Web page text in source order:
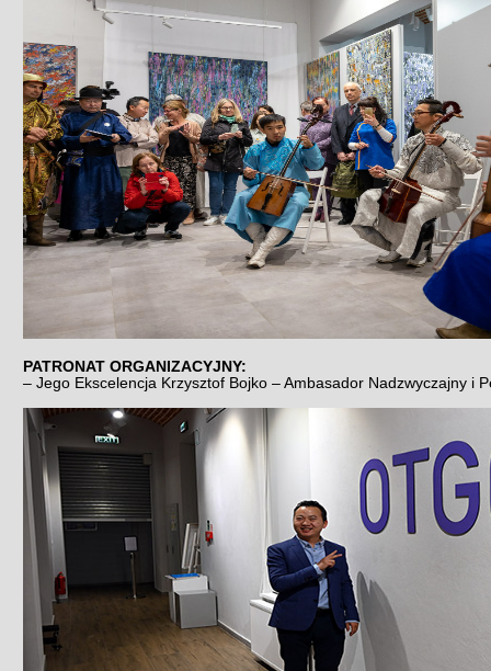
PATRONAT ORGANIZACYJNY:
– Jego Ekscelencja Krzysztof Bojko – Ambasador Nadzwyczajny i